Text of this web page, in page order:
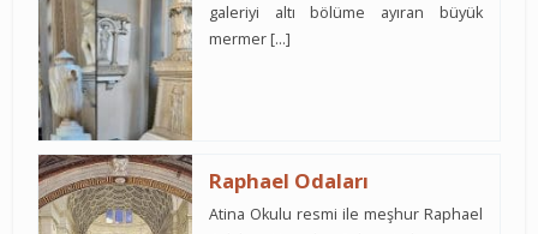
galeriyi altı bölüme ayıran büyük
mermer […]
Raphael Odaları
Atina Okulu resmi ile meşhur Raphael